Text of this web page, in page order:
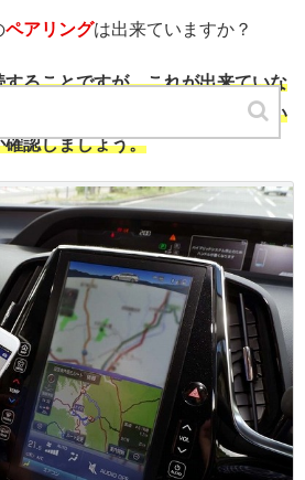
ペアリングは出来ていますか？
ることですが、これが出来ていな
期設定の画面できちんとできてい
確認しましょう。